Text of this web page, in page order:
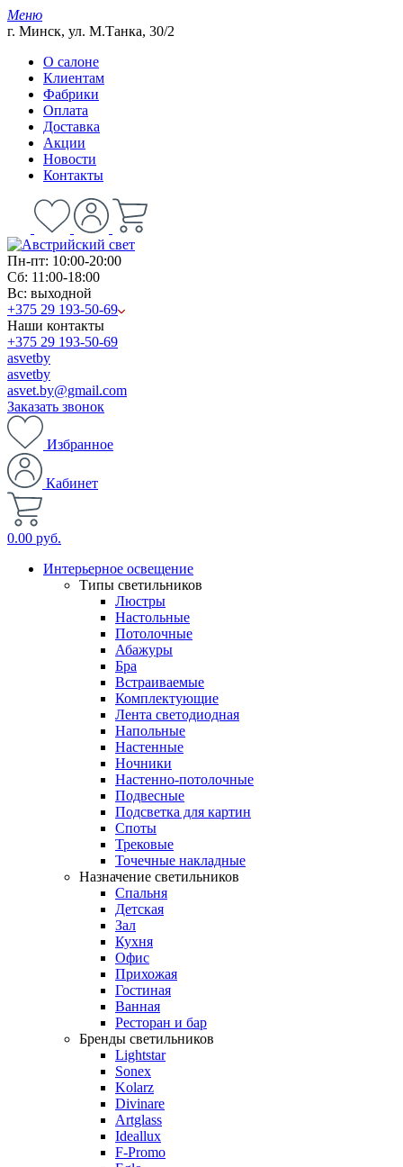
Меню
г. Минск, ул. М.Танка, 30/2
О салоне
Клиентам
Фабрики
Оплата
Доставка
Акции
Новости
Контакты
Пн-пт: 10:00-20:00
Сб: 11:00-18:00
Вс: выходной
+375 29 193-50-69
Наши контакты
+375 29 193-50-69
asvetby
asvetby
asvet.by@gmail.com
Заказать звонок
Избранное
Кабинет
0.00 руб.
Интерьерное освещение
Типы светильников
Люстры
Настольные
Потолочные
Абажуры
Бра
Встраиваемые
Комплектующие
Лента светодиодная
Напольные
Настенные
Ночники
Настенно-потолочные
Подвесные
Подсветка для картин
Споты
Трековые
Точечные накладные
Назначение светильников
Спальня
Детская
Зал
Кухня
Офис
Прихожая
Гостиная
Ванная
Ресторан и бар
Бренды светильников
Lightstar
Sonex
Kolarz
Divinare
Artglass
Ideallux
F-Promo